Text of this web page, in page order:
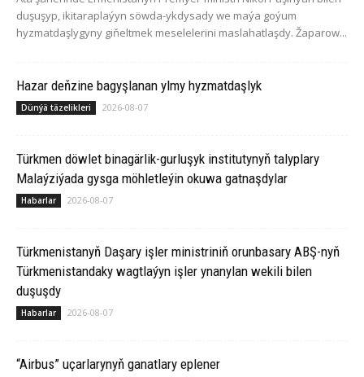
duşuşyp, ikitaraplaýyn söwda-ykdysady we maýa goýum
hyzmatdaşlygyny giňeltmek meselelerini maslahatlaşdy. Žaparow...
Hazar deňzine bagyşlanan ylmy hyzmatdaşlyk
Dünýä täzelikleri 2026-08-07
Türkmen döwlet binagärlik-gurluşyk institutynyň talyplary
Malaýziýada gysga möhletleýin okuwa gatnaşdylar
Habarlar 2026-08-07
Türkmenistanyň Daşary işler ministriniň orunbasary ABŞ-nyň
Türkmenistandaky wagtlaýyn işler ynanylan wekili bilen
duşuşdy
Habarlar 2026-08-07
“Airbus” uçarlarynyň ganatlary eplener